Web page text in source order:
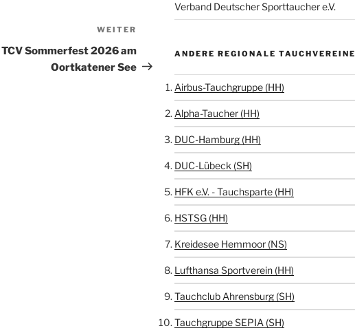
Beitrag
WEITER
TCV Sommerfest 2026 am
Oortkatener See
Verband Deutscher Sporttaucher e.V.
ANDERE REGIONALE TAUCHVEREINE
Airbus-Tauchgruppe (HH)
Alpha-Taucher (HH)
DUC-Hamburg (HH)
DUC-Lübeck (SH)
HFK e.V. - Tauchsparte (HH)
HSTSG (HH)
Kreidesee Hemmoor (NS)
Lufthansa Sportverein (HH)
Tauchclub Ahrensburg (SH)
Tauchgruppe SEPIA (SH)